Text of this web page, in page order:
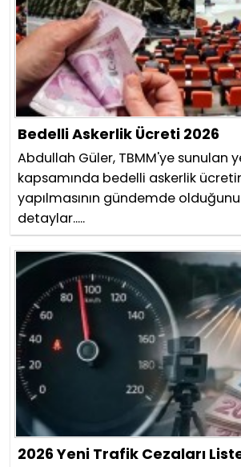
Bedelli Askerlik Ücreti 2026
Abdullah Güler, TBMM'ye sunulan
kapsamında bedelli askerlik
yapılmasının gündemde
detaylar.....
2026 Yeni Trafik Cezaları